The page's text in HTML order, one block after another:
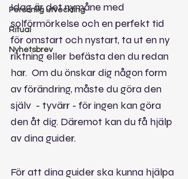
Personlig utveckling
Ritual
Nyhetsbrev
Idag är det nymåne med
solförmörkelse och en perfekt tid
för omstart och nystart, ta ut en ny
riktning eller befästa den du redan
har.  Om du önskar dig någon form
av förändring, måste du göra den
själv  - tyvärr - för ingen kan göra
den åt dig. Däremot kan du få hjälp
av dina guider.
För att dina guider ska kunna hjälpa